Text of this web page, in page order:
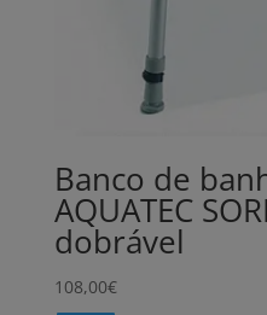
Banco de
AQUATEC
dobrável
108,00€